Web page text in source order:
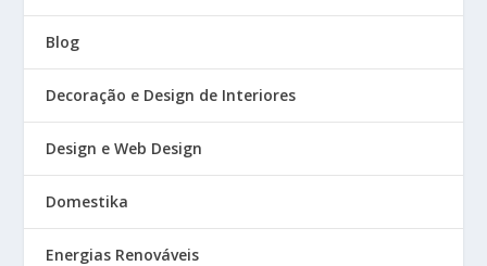
Blog
Decoração e Design de Interiores
Design e Web Design
Domestika
Energias Renováveis